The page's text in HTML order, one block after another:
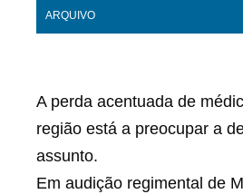
ARQUIVO
A perda acentuada de
região está a preocupar a
assunto.
Em audição regimental de